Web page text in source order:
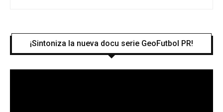
¡Sintoniza la nueva docu serie GeoFutbol PR!